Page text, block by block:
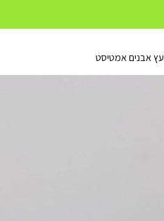
עץ אבנים אמטיסט